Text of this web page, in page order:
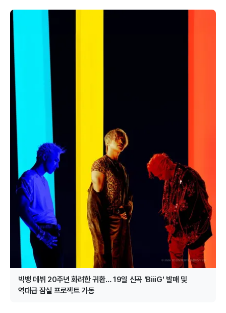
빅뱅 데뷔 20주년 화려한 귀환… 19일 신곡 'BiiiG' 발매 및
역대급 잠실 프로젝트 가동